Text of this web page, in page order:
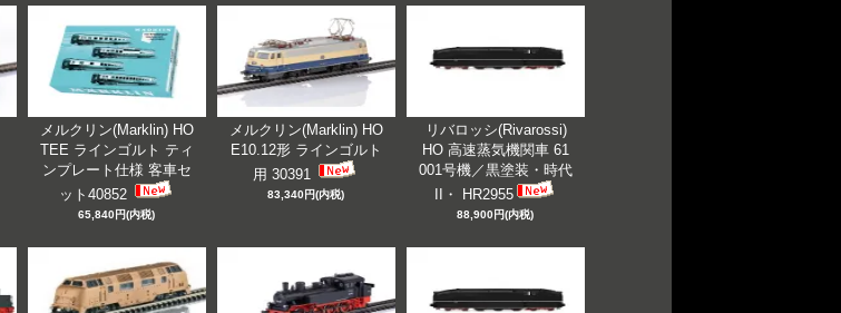
メルクリン(Marklin) HO
TEE ラインゴルト ティ
ンプレート仕様 客車セ
ット40852
65,840円(内税)
メルクリン(Marklin) HO
E10.12形 ラインゴルト
用 30391
83,340円(内税)
リバロッシ(Rivarossi)
HO 高速蒸気機関車 61
001号機／黒塗装・時代
II・ HR2955
88,900円(内税)